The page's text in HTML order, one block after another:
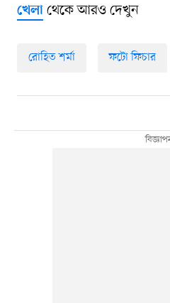
খেলাথেকে আরও দেখুন
রোহিত শর্মা ফটো ফিচার